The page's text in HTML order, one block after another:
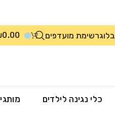
בלוגרשימת מועדפים 0.00
כלי נגינה לילדים